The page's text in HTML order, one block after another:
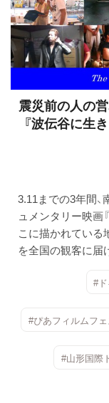
震災前の人の
『波伝谷に生
3.11までの3年間
ュメンタリー映画
こに描かれている
を全国の観客に届
#
#ぴあフィルムフ
#山形国際